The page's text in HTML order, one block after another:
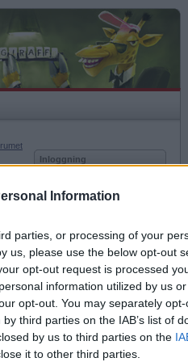
Information
parties, or processing of your
us, please use the below opt-out
opt-out request is processed
information utilized by us
opt-out. You may separately
third parties on the IAB’s list of
by us to third parties on the
it to other third parties.
»
Inloggning
Kom ihåg mig
Glömt ditt lösenord?
Få ny aktiveringslänk
Betapet är gratis!